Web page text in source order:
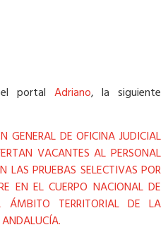
portal Adriano, la siguiente
GENERAL DE OFICINA JUDICIAL
VACANTES AL PERSONAL
LAS PRUEBAS SELECTIVAS POR
EN EL CUERPO NACIONAL DE
ÁMBITO TERRITORIAL DE LA